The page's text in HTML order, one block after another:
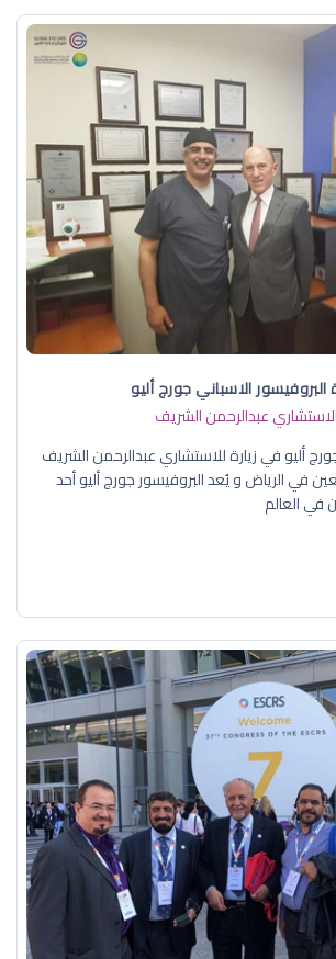
البروفيسور الاسباني جورج أليو
الاستشاري عبدالرحمن الشريف
أليو في زيارة للاستشاري عبدالرحمن الشريف
في الرياض و يُعد البروفيسور جورج أليو أحد